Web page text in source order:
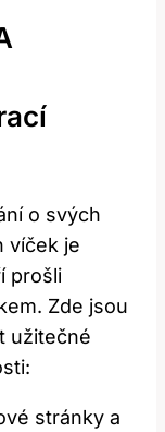
o svých
víček je
prošli
Zde jsou
užitečné
stránky a